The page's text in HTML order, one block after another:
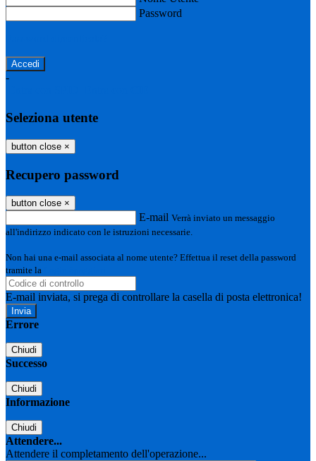
Password
-
Seleziona utente
button close ×
Recupero password
button close ×
E-mail Verrà inviato un messaggio
all'indirizzo indicato con le istruzioni necessarie.
Non hai una e-mail associata al nome utente? Effettua il reset della password
tramite la
E-mail inviata, si prega di controllare la casella di posta elettronica!
Errore
Chiudi
Successo
Chiudi
Informazione
Chiudi
Attendere...
Attendere il completamento dell'operazione...